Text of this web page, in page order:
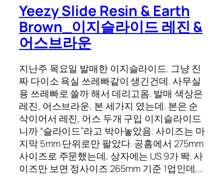
Yeezy Slide Resin & Earth
Brown_이지슬라이드 레진 &
어스브라운
지난주 목요일 발매한 이지슬라이드. 그냥 진
짜 다이소 욕실 쓰레빠같이 생긴건데. 사무실
용 쓰레빠로 쓸까 해서 데리고옴. 발매 색상은
레진, 어스브라운, 본 세가지 였는데. 본은 순
삭이어서 레진, 어스 두개 구입 이지슬라이드
니까 “슬라이드”라고 박아놓았음. 사이즈는 마
지막 5mm 단위로만 팔았다. 공홈에서 275mm
사이즈로 주문했는데, 상자에는 US 9가 똭. 사
이즈만 보면 정사이즈 265mm 기준 1업인데,…